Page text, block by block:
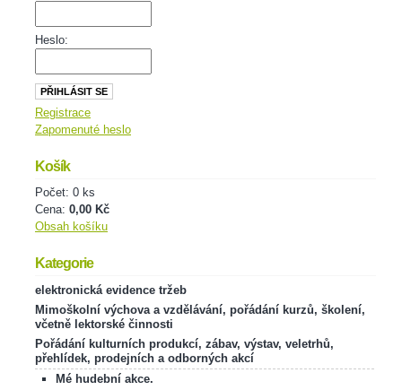
Heslo:
Registrace
Zapomenuté heslo
Košík
Počet: 0 ks
Cena: 0,00 Kč
Obsah košíku
Kategorie
elektronická evidence tržeb
Mimoškolní výchova a vzdělávání, pořádání kurzů, školení,
včetně lektorské činnosti
Pořádání kulturních produkcí, zábav, výstav, veletrhů,
přehlídek, prodejních a odborných akcí
Mé hudební akce.